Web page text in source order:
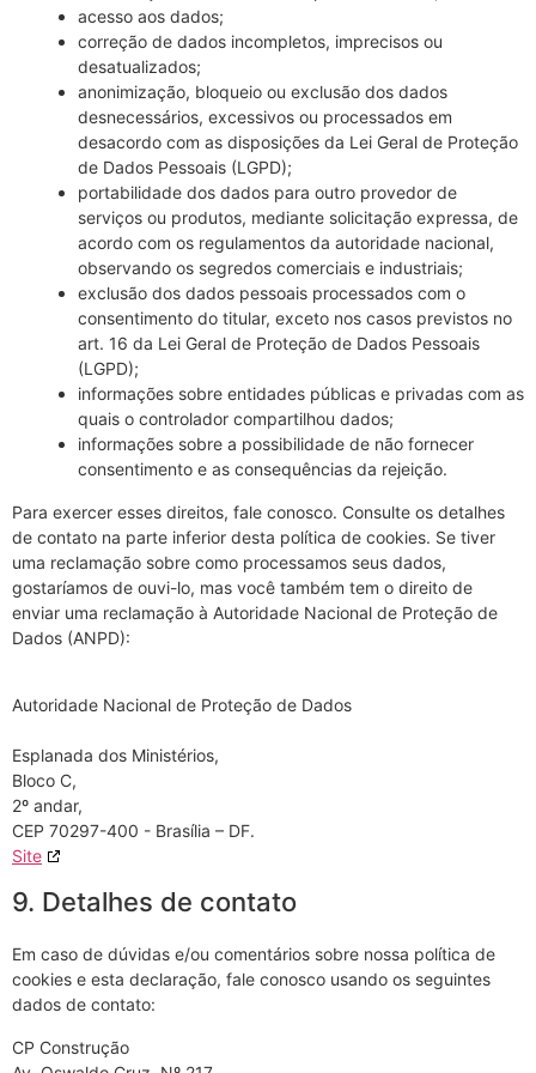
acesso aos dados;
correção de dados incompletos, imprecisos ou
desatualizados;
anonimização, bloqueio ou exclusão dos dados
desnecessários, excessivos ou processados em
desacordo com as disposições da Lei Geral de Proteção
de Dados Pessoais (LGPD);
portabilidade dos dados para outro provedor de
serviços ou produtos, mediante solicitação expressa, de
acordo com os regulamentos da autoridade nacional,
observando os segredos comerciais e industriais;
exclusão dos dados pessoais processados com o
consentimento do titular, exceto nos casos previstos no
art. 16 da Lei Geral de Proteção de Dados Pessoais
(LGPD);
informações sobre entidades públicas e privadas com as
quais o controlador compartilhou dados;
informações sobre a possibilidade de não fornecer
consentimento e as consequências da rejeição.
Para exercer esses direitos, fale conosco. Consulte os detalhes
de contato na parte inferior desta política de cookies. Se tiver
uma reclamação sobre como processamos seus dados,
gostaríamos de ouvi-lo, mas você também tem o direito de
enviar uma reclamação à Autoridade Nacional de Proteção de
Dados (ANPD):
Autoridade Nacional de Proteção de Dados
Esplanada dos Ministérios,
Bloco C,
2º andar,
CEP 70297-400 - Brasília – DF.
Site
9. Detalhes de contato
Em caso de dúvidas e/ou comentários sobre nossa política de
cookies e esta declaração, fale conosco usando os seguintes
dados de contato:
CP Construção